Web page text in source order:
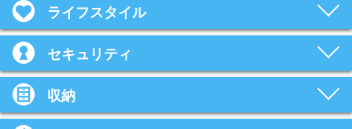
ライフスタイル
セキュリティ
収納